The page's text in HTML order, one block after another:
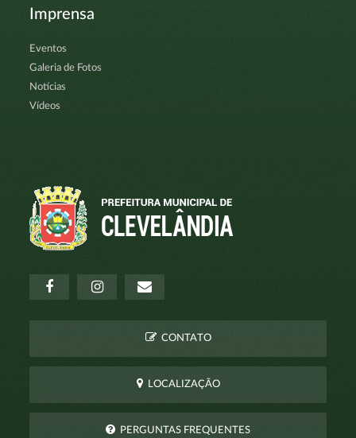
Imprensa
Eventos
Galeria de Fotos
Notícias
Vídeos
CONTATO
LOCALIZAÇÃO
PERGUNTAS FREQUENTES